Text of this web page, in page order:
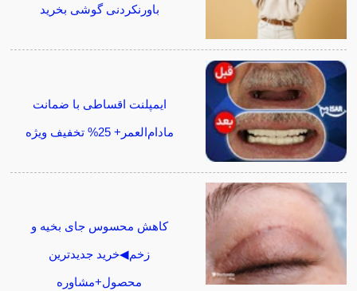
باورنکردنی گوشی بخرید
ایمپلنت اقساطی با ضمانت
مادام‌العمر+ 25% تخفیف ویژه
کاهش محسوس جای بخیه و
زخم◀خرید جدیدترین
محصول+مشاوره